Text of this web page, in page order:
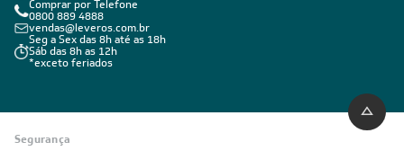
Comprar por Telefone
0800 889 4888
vendas@leveros.com.br
Seg a Sex das 8h até as 18h
Sáb das 8h as 12h
*exceto feriados
Segurança